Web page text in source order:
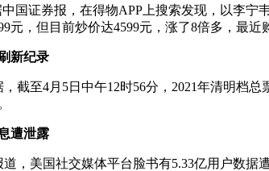
证券报，在得物APP上搜索发现，以李宁
元，但目前炒价达4599元，涨了8倍多，最近
新纪录
至4月5日中午12时56分，2021年清明档总
遭泄露
美国社交媒体平台脸书有5.33亿用户数据